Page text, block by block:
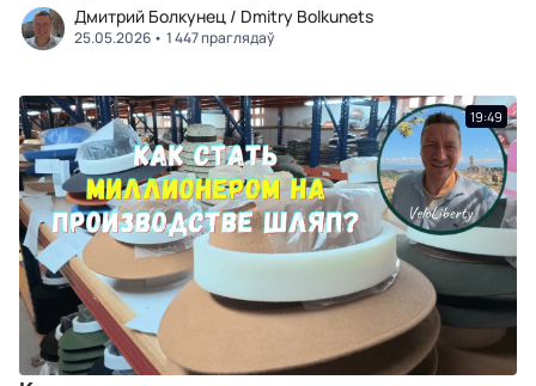
Дмитрий Болкунец / Dmitry Bolkunets
25.05.2026 1 447 праглядаў
19:49